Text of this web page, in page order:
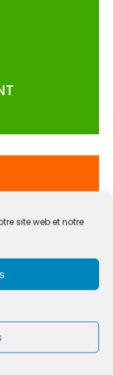
site web et notre